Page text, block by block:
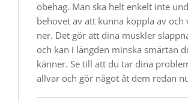
obehag. Man ska helt enkelt inte
behovet av att kunna koppla av och
ner. Det gör att dina muskler
och kan i längden minska smärtan
känner. Se till att du tar dina
allvar och gör något åt dem redan